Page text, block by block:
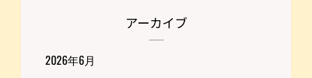
アーカイブ
2026年6月